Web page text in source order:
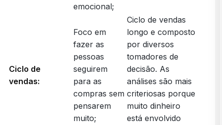
emocional;
Ciclo de
vendas:
Foco em
fazer as
pessoas
seguirem
para as
compras sem
pensarem
muito;
Ciclo de vendas
longo e composto
por diversos
tomadores de
decisão. As
análises são mais
criteriosas porque
muito dinheiro
está envolvido